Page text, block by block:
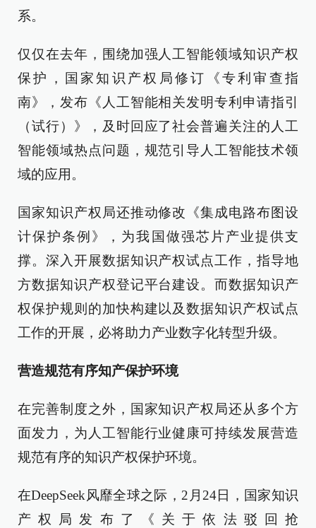
系。
仅仅在去年，围绕加强人工智能领域知识产权
保护，国家知识产权局修订《专利审查指
南》，发布《人工智能相关发明专利申请指引
（试行）》，及时回应了社会普遍关注的人工
智能领域热点问题，规范引导人工智能技术领
域的应用。
国家知识产权局还推动修改《集成电路布图设
计保护条例》，为我国做强芯片产业提供支
撑。深入开展数据知识产权试点工作，指导地
方数据知识产权登记平台建设。而数据知识产
权保护规则的加快构建以及数据知识产权试点
工作的开展，必将助力产业数字化转型升级。
营造规范有序知产保护环境
在完善制度之外，国家知识产权局还从多个方
面发力，为人工智能行业健康可持续发展营造
规范有序的知识产权保护环境。
在DeepSeek风靡全球之际，2月24日，国家知识
产权局发布了《关于依法驳回抢